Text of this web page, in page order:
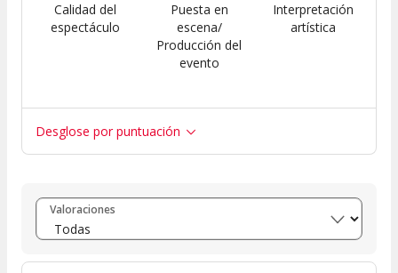
Calidad del
espectáculo
Puesta en
escena/
Producción del
evento
Interpretación
artística
Desglose por puntuación
Entre 8 y 10 (3)
Entre 6 y 8 (0)
Valoraciones